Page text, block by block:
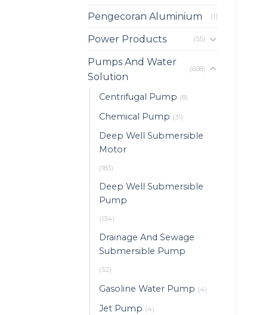
Pengecoran Aluminium (1)
Power Products (55)
Pumps And Water
Solution
(608)
Centrifugal Pump (8)
Chemical Pump (31)
Deep Well Submersible
Motor
(183)
Deep Well Submersible
Pump
(134)
Drainage And Sewage
Submersible Pump
(52)
Gasoline Water Pump (4)
Jet Pump (4)
PRESSURE TANK
TANK PLUSVAREM 300L
16BAR